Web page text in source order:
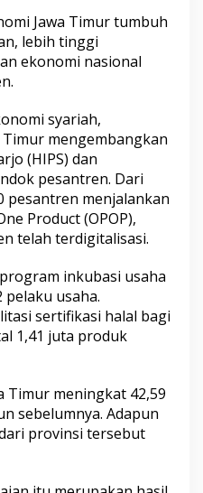
Jawa Timur tumbuh
lebih tinggi
ekonomi nasional
syariah,
mengembangkan
(HIPS) dan
pesantren. Dari
pesantren menjalankan
Product (OPOP),
telah terdigitalisasi.
inkubasi usaha
pelaku usaha.
sertifikasi halal bagi
1,41 juta produk
Timur meningkat 42,59
sebelumnya. Adapun
provinsi tersebut